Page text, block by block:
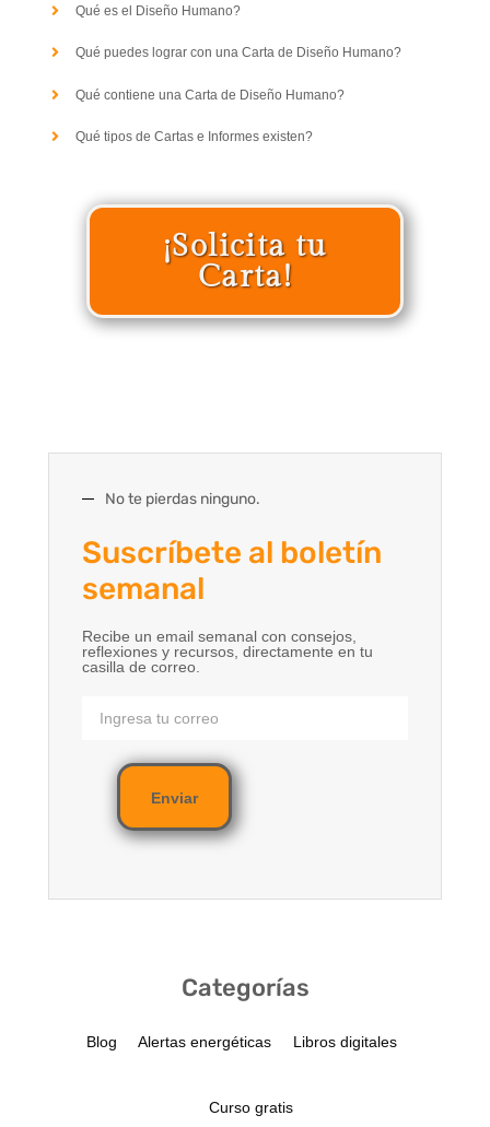
Qué es el Diseño Humano?
Qué puedes lograr con una Carta de Diseño Humano?
Qué contiene una Carta de Diseño Humano?
Qué tipos de Cartas e Informes existen?
¡Solicita tu
Carta!
No te pierdas ninguno.
Suscríbete al boletín
semanal
Recibe un email semanal con consejos,
reflexiones y recursos, directamente en tu
casilla de correo.
Enviar
Categorías
Blog Alertas energéticas Libros digitales
Curso gratis